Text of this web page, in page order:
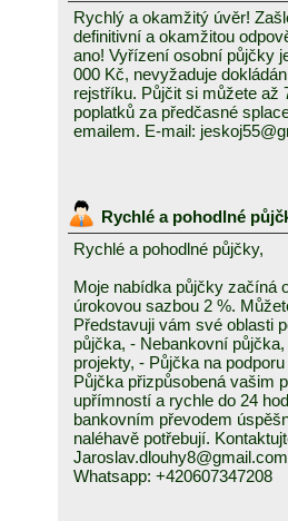
Rychlý a okamžitý úvěr!
definitivní a okamžitou
ano! Vyřízení osobní půjčky
000 Kč, nevyžaduje
rejstříku. Půjčit si můžete až
poplatků za předčasné
emailem. E-mail:
Rychlé a pohodlné
Rychlé a pohodlné půjčky,
Moje nabídka půjčky začíná
úrokovou sazbou 2 %.
Představuji vám své oblasti
půjčka, - Nebankovní
projekty, - Půjčka na
Půjčka přizpůsobená vašim
upřímností a rychle do 24
bankovním převodem
naléhavě potřebují.
Jaroslav.dlouhy8@gmail.com
Whatsapp: +420607347208